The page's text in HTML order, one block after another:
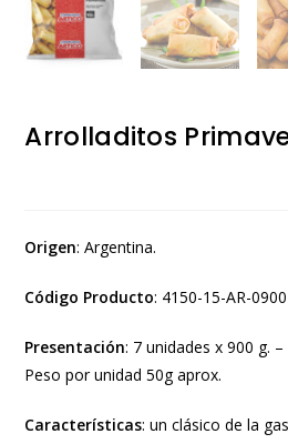
Arrolladitos
Origen: Argentina.
Código Producto: 4150-15-AR-0900
Presentación: 7 unidades x 900 g.
Peso por unidad 50g aprox.
Características: un clásico de la